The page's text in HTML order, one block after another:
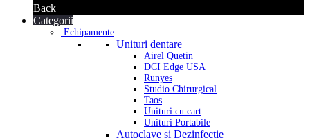
Back
Categorii
Echipamente
Unituri dentare
Airel Quetin
DCI Edge USA
Runyes
Studio Chirurgical
Taos
Unituri cu cart
Unituri Portabile
Autoclave si Dezinfectie